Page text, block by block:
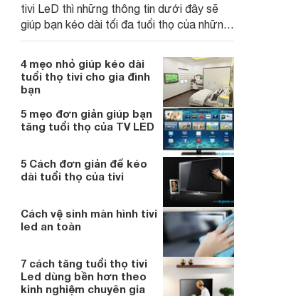
tivi LeD thì những thông tin dưới đây sẽ
giúp bạn kéo dài tối đa tuổi thọ của những
chiếc tivi này của gia đình bạn
4 mẹo nhỏ giúp kéo dài
tuổi thọ tivi cho gia đình
bạn
5 mẹo đơn giản giúp bạn
tăng tuổi thọ của TV LED
5 Cách đơn giản để kéo
dài tuổi thọ của tivi
Cách vệ sinh màn hình tivi
led an toàn
7 cách tăng tuổi thọ tivi
Led dùng bền hơn theo
kinh nghiệm chuyên gia